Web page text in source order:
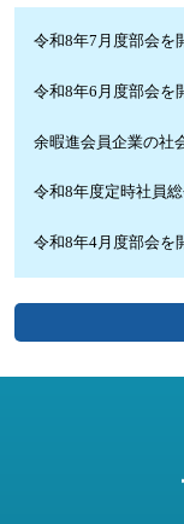
令和8年7月度部会を
令和8年6月度部会を
余暇進会員企業の社
令和8年度定時社員
令和8年4月度部会を